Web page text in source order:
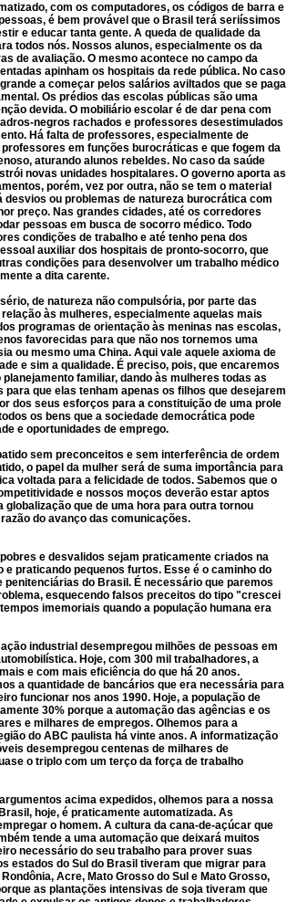
com os computadores, os códigos de barra e
é bem provável que o Brasil terá seriíssimos
e educar tanta gente. A queda de qualidade da
todos nós. Nossos alunos, especialmente os da
de avaliação. O mesmo acontece no campo da
apinham os hospitais da rede pública. No caso
a começar pelos salários aviltados que se paga
Os prédios das escolas públicas são uma
devida. O mobiliário escolar é de dar pena com
negros rachados e professores desestimulados
Há falta de professores, especialmente de
em funções burocráticas e que fogem da
aturando alunos rebeldes. No caso da saúde
novas unidades hospitalares. O governo aporta as
porém, vez por outra, não se tem o material
desvios ou problemas de natureza burocrática com
preço. Nas grandes cidades, até os corredores
pessoas em busca de socorro médico. Todo
condições de trabalho e até tenho pena dos
auxiliar dos hospitais de pronto-socorro, que
condições para desenvolver um trabalho médico
a dita carente.
de natureza não compulsória, por parte das
às mulheres, especialmente aquelas mais
programas de orientação às meninas nas escolas,
favorecidas para que não nos tornemos uma
ou mesmo uma China. Aqui vale aquele axioma de
e sim a qualidade. É preciso, pois, que encaremos
familiar, dando às mulheres todas as
que elas tenham apenas os filhos que desejarem
dos seus esforços para a constituição de uma prole
os bens que a sociedade democrática pode
e oportunidades de emprego.
sem preconceitos e sem interferência de ordem
o papel da mulher será de suma importância para
voltada para a felicidade de todos. Sabemos que o
e nossos moços deverão estar aptos
que de uma hora para outra tornou
do avanço das comunicações.
e desvalidos sejam praticamente criados na
praticando pequenos furtos. Esse é o caminho do
do Brasil. É necessário que paremos
esquecendo falsos preceitos do tipo "crescei
imemoriais quando a população humana era
industrial desempregou milhões de pessoas em
Hoje, com 300 mil trabalhadores, a
e com mais eficiência do que há 20 anos.
a quantidade de bancários que era necessária para
funcionar nos anos 1990. Hoje, a população de
30% porque a automação das agências e os
e milhares de empregos. Olhemos para a
do ABC paulista há vinte anos. A informatização
desempregou centenas de milhares de
o triplo com um terço da força de trabalho
acima expedidos, olhemos para a nossa
hoje, é praticamente automatizada. As
o homem. A cultura da cana-de-açúcar que
tende a uma automação que deixará muitos
necessário do seu trabalho para prover suas
estados do Sul do Brasil tiveram que migrar para
Acre, Mato Grosso do Sul e Mato Grosso,
as plantações intensivas de soja tiveram que